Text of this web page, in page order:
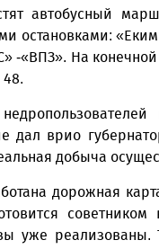
автобусный
остановками:
-«ВПЗ». На
дал врио
добыча
дорожная
уже